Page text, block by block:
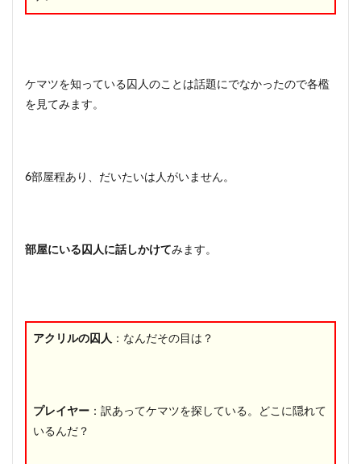
ケマツを知っている囚人のことは話題にでなかったので各檻
を見てみます。
6部屋程あり、だいたいは人がいません。
部屋にいる囚人に話しかけてみます。
アクリルの囚人 ：なんだその目は？
プレイヤー ：訳あってケマツを探している。どこに隠れて
いるんだ？